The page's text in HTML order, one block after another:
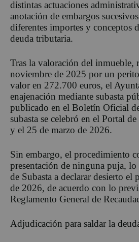
distintas actuaciones
anotación de embargos
diferentes importes y conceptos
deuda tributaria.
Tras la valoración del inmueble,
noviembre de 2025 por un
valor en 272.700 euros, el
enajenación mediante subasta
publicado en el Boletín Oficial
subasta se celebró en el Portal
y el 25 de marzo de 2026.
Sin embargo, el procedimiento
presentación de ninguna puja,
de Subasta a declarar desierto el
de 2026, de acuerdo con lo
Reglamento General de
Adjudicación para saldar la